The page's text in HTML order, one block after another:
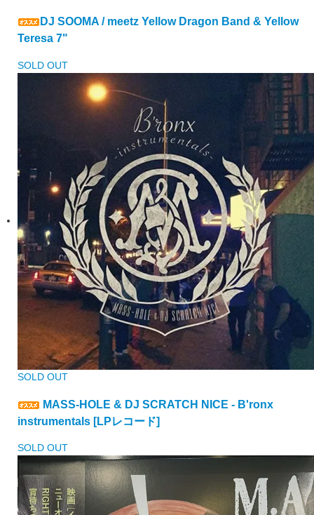
DJ SOOMA / meetz Yellow Dragon Band & Yellow
Teresa 7"
SOLD OUT
SOLD OUT
MASS-HOLE & DJ SCRATCH NICE - B'ronx
instrumentals [LPレコード]
SOLD OUT